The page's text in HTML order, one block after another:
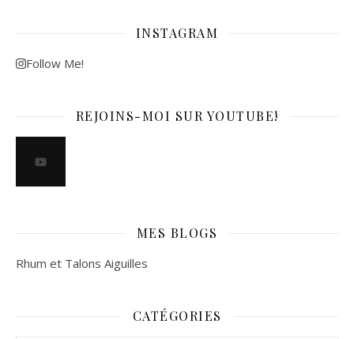
INSTAGRAM
Follow Me!
REJOINS-MOI SUR YOUTUBE!
MES BLOGS
Rhum et Talons Aiguilles
CATÉGORIES